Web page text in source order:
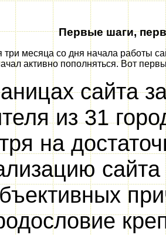
Первые шаги,
месяца со дня начала работы
активно пополняться. Вот
сайта
из 31
на